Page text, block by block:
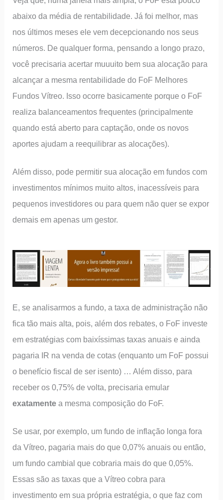
abaixo da média de rentabilidade. Já foi melhor, mas
nos últimos meses ele vem decepcionando nos seus
números. De qualquer forma, pensando a longo prazo,
você precisaria acertar muuuito bem sua alocação para
alcançar a mesma rentabilidade do FoF Melhores
Fundos Vítreo. Isso ocorre basicamente porque o FoF
realiza balanceamentos frequentes (principalmente
quando está aberto para captação, onde os novos
aportes ajudam a reequilibrar as alocações).
Além disso, pode permitir sua alocação em fundos com
investimentos mínimos muito altos, inacessíveis para
pequenos investidores ou para quem não quer se expor
demais em apenas um gestor.
E, se analisarmos a fundo, a taxa de administração não
fica tão mais alta, pois, além dos rebates, o FoF investe
em estratégias com baixíssimas taxas anuais e ainda
pagaria IR na venda de cotas (enquanto um FoF possui
o benefício fiscal de ser isento) … Além disso, para
receber os 0,75% de volta, precisaria emular
exatamentea mesma composição do FoF.
Se usar, por exemplo, um fundo de inflação longa fora
da Vítreo, pagaria mais do que 0,07% anuais ou então,
um fundo cambial que cobraria mais do que 0,05%.
Essas são as taxas que a Vítreo cobra para
investimento em sua própria estratégia, o que faz com